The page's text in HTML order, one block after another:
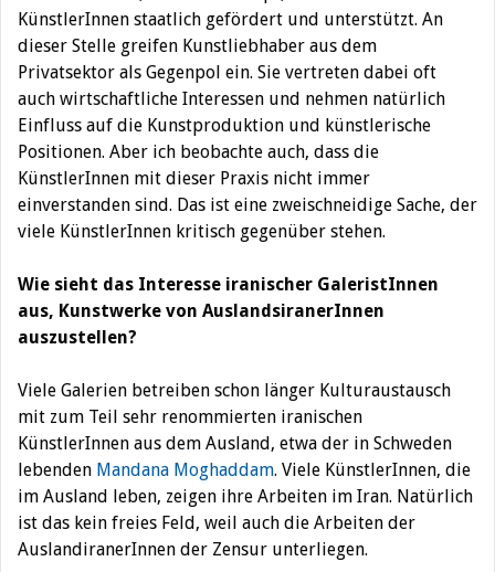
KünstlerInnen staatlich gefördert und unterstützt. An
dieser Stelle greifen Kunstliebhaber aus dem
Privatsektor als Gegenpol ein. Sie vertreten dabei oft
auch wirtschaftliche Interessen und nehmen natürlich
Einfluss auf die Kunstproduktion und künstlerische
Positionen. Aber ich beobachte auch, dass die
KünstlerInnen mit dieser Praxis nicht immer
einverstanden sind. Das ist eine zweischneidige Sache, der
viele KünstlerInnen kritisch gegenüber stehen.
Wie sieht das Interesse iranischer GaleristInnen
aus, Kunstwerke von AuslandsiranerInnen
auszustellen?
Viele Galerien betreiben schon länger Kulturaustausch
mit zum Teil sehr renommierten iranischen
KünstlerInnen aus dem Ausland, etwa der in Schweden
lebenden Mandana Moghaddam. Viele KünstlerInnen, die
im Ausland leben, zeigen ihre Arbeiten im Iran. Natürlich
ist das kein freies Feld, weil auch die Arbeiten der
AuslandiranerInnen der Zensur unterliegen.